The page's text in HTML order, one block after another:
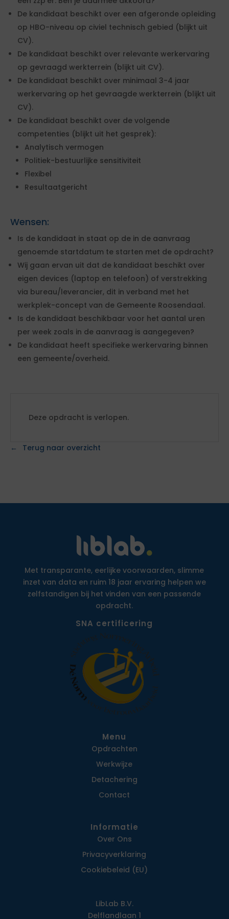
De kandidaat beschikt over een afgeronde opleiding
op HBO-niveau op civiel technisch gebied (blijkt uit
CV).
De kandidaat beschikt over relevante werkervaring
op gevraagd werkterrein (blijkt uit CV).
De kandidaat beschikt over minimaal 3-4 jaar
werkervaring op het gevraagde werkterrein (blijkt uit
CV).
De kandidaat beschikt over de volgende
competenties (blijkt uit het gesprek):
Analytisch vermogen
Politiek-bestuurlijke sensitiviteit
Flexibel
Resultaatgericht
Wensen:
Is de kandidaat in staat op de in de aanvraag
genoemde startdatum te starten met de opdracht?
Wij gaan ervan uit dat de kandidaat beschikt over
eigen devices (laptop en telefoon) of verstrekking
via bureau/leverancier, dit in verband met het
werkplek-concept van de Gemeente Roosendaal.
Is de kandidaat beschikbaar voor het aantal uren
per week zoals in de aanvraag is aangegeven?
De kandidaat heeft specifieke werkervaring binnen
een gemeente/overheid.
Deze opdracht is verlopen.
Terug naar overzicht
Met transparante, eerlijke voorwaarden, slimme
inzet van data en ruim 18 jaar ervaring helpen we
zelfstandigen bij het vinden van een passende
opdracht.
SNA certificering
Menu
Opdrachten
Werkwijze
Detachering
Contact
Informatie
Over Ons
Privacy­verklaring
Cookiebeleid (EU)
LibLab B.V.
Delflandlaan 1